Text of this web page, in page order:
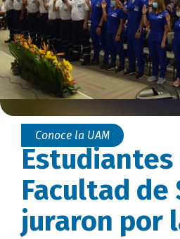
Conoce la UAM
Estudiantes
Facultad de
juraron por